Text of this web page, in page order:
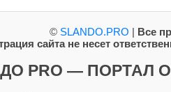
© SLANDO.PRO | Все
сайта не несет
PRO — ПОРТАЛ